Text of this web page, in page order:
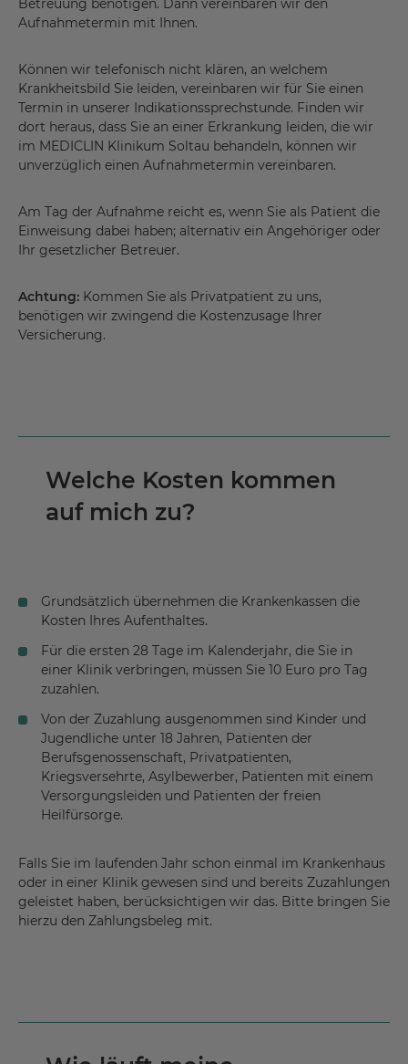
Betreuung benötigen. Dann vereinbaren wir den
Aufnahmetermin mit Ihnen.
Können wir telefonisch nicht klären, an welchem
Krankheitsbild Sie leiden, vereinbaren wir für Sie einen
Termin in unserer Indikationssprechstunde. Finden wir
dort heraus, dass Sie an einer Erkrankung leiden, die wir
im MEDICLIN Klinikum Soltau behandeln, können wir
unverzüglich einen Aufnahmetermin vereinbaren.
Am Tag der Aufnahme reicht es, wenn Sie als Patient die
Einweisung dabei haben; alternativ ein Angehöriger oder
Ihr gesetzlicher Betreuer.
Achtung: Kommen Sie als Privatpatient zu uns,
benötigen wir zwingend die Kostenzusage Ihrer
Versicherung.
Welche Kosten kommen
auf mich zu?
Grundsätzlich übernehmen die Krankenkassen die
Kosten Ihres Aufenthaltes.
Für die ersten 28 Tage im Kalenderjahr, die Sie in
einer Klinik verbringen, müssen Sie 10 Euro pro Tag
zuzahlen.
Von der Zuzahlung ausgenommen sind Kinder und
Jugendliche unter 18 Jahren, Patienten der
Berufsgenossenschaft, Privatpatienten,
Kriegsversehrte, Asylbewerber, Patienten mit einem
Versorgungsleiden und Patienten der freien
Heilfürsorge.
Falls Sie im laufenden Jahr schon einmal im Krankenhaus
oder in einer Klinik gewesen sind und bereits Zuzahlungen
geleistet haben, berücksichtigen wir das. Bitte bringen Sie
hierzu den Zahlungsbeleg mit.